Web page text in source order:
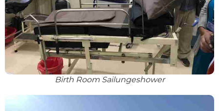
Birth Room Sailungeshower